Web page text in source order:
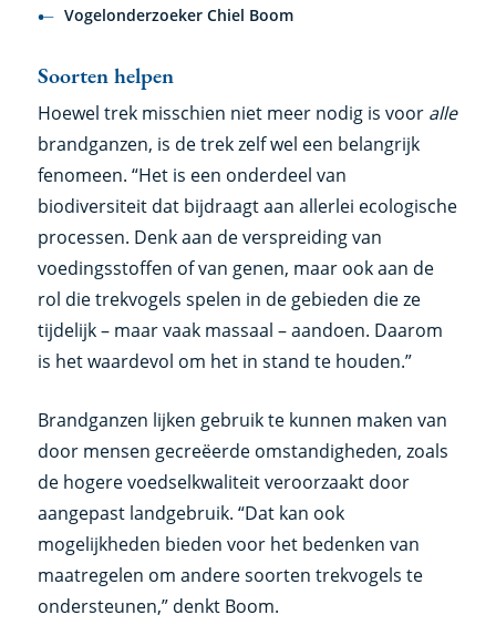
Vogelonderzoeker Chiel Boom
Soorten helpen
Hoewel trek misschien niet meer nodig is voor alle
brandganzen, is de trek zelf wel een belangrijk
fenomeen. “Het is een onderdeel van
biodiversiteit dat bijdraagt aan allerlei ecologische
processen. Denk aan de verspreiding van
voedingsstoffen of van genen, maar ook aan de
rol die trekvogels spelen in de gebieden die ze
tijdelijk – maar vaak massaal – aandoen. Daarom
is het waardevol om het in stand te houden.”
Brandganzen lijken gebruik te kunnen maken van
door mensen gecreëerde omstandigheden, zoals
de hogere voedselkwaliteit veroorzaakt door
aangepast landgebruik. “Dat kan ook
mogelijkheden bieden voor het bedenken van
maatregelen om andere soorten trekvogels te
ondersteunen,” denkt Boom.